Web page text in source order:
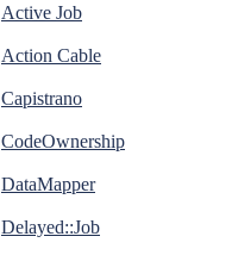
Active Job
Action Cable
Capistrano
CodeOwnership
DataMapper
Delayed::Job